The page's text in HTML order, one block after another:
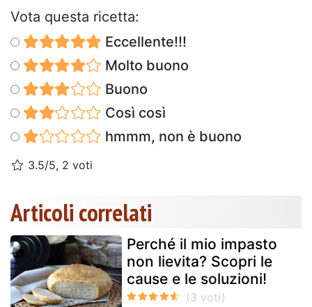
Vota questa ricetta:
Eccellente!!!
Molto buono
Buono
Così così
hmmm, non è buono
3.5/5, 2 voti
Articoli correlati
Perché il mio impasto
non lievita? Scopri le
cause e le soluzioni!